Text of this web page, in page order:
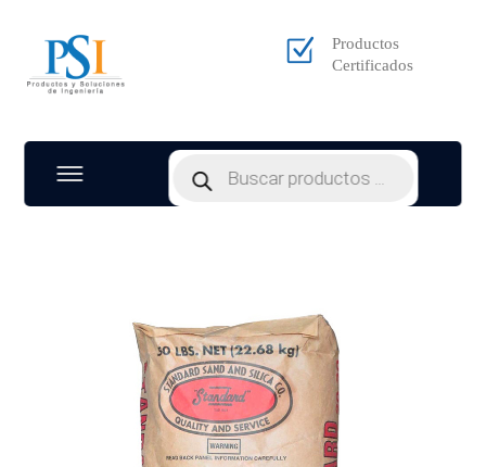
Productos
Certificados
search